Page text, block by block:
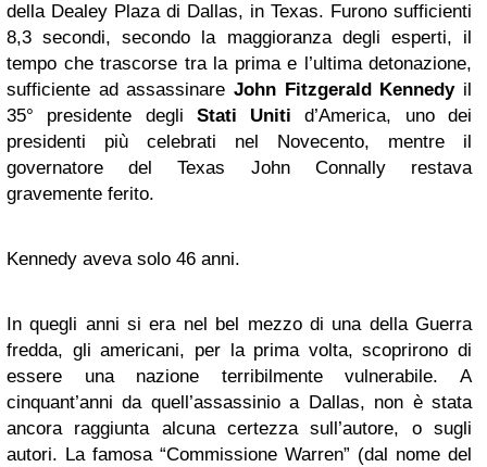
della Dealey Plaza di Dallas, in Texas. Furono sufficienti
8,3 secondi, secondo la maggioranza degli esperti, il
tempo che trascorse tra la prima e l’ultima detonazione,
sufficiente ad assassinare John Fitzgerald Kennedyil
35° presidente degli Stati Uniti d’America, uno dei
presidenti più celebrati nel Novecento, mentre il
governatore del Texas John Connally restava
gravemente ferito.
Kennedy aveva solo 46 anni.
In quegli anni si era nel bel mezzo di una della Guerra
fredda, gli americani, per la prima volta, scoprirono di
essere una nazione terribilmente vulnerabile. A
cinquant’anni da quell’assassinio a Dallas, non è stata
ancora raggiunta alcuna certezza sull’autore, o sugli
autori. La famosa “Commissione Warren” (dal nome del